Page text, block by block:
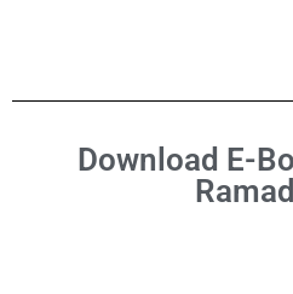
Download E-